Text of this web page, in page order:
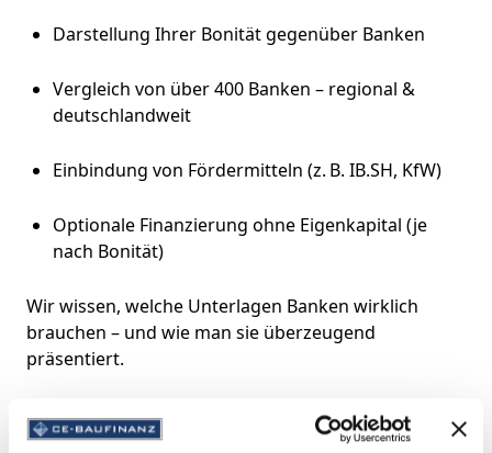
Darstellung Ihrer Bonität gegenüber Banken
Vergleich von über 400 Banken – regional &
deutschlandweit
Einbindung von Fördermitteln (z. B. IB.SH, KfW)
Optionale Finanzierung ohne Eigenkapital (je
nach Bonität)
Wir wissen, welche Unterlagen Banken wirklich
brauchen – und wie man sie überzeugend
präsentiert.
Regionale Besonderheiten in